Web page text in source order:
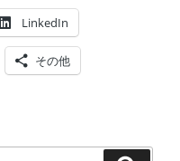
LinkedIn
その他